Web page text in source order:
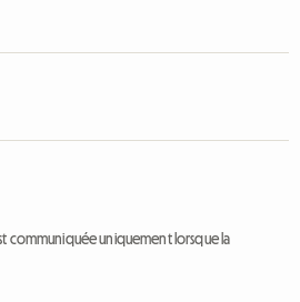
communiquée uniquement lorsque la